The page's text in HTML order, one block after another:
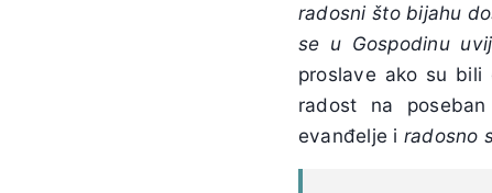
radosni što bijahu
se u Gospodinu
proslave ako su
radost na
evanđelje i radosno